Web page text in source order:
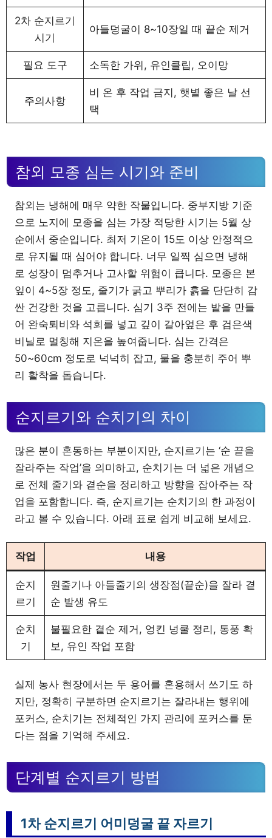
2차 순지르기
시기
아들덩굴이 8~10장일 때 끝순 제거
필요 도구 소독한 가위, 유인클립, 오이망
주의사항
비 온 후 작업 금지, 햇볕 좋은 날 선
택
참외 모종 심는 시기와 준비
참외는 냉해에 매우 약한 작물입니다. 중부지방 기준
으로 노지에 모종을 심는 가장 적당한 시기는 5월 상
순에서 중순입니다. 최저 기온이 15도 이상 안정적으
로 유지될 때 심어야 합니다. 너무 일찍 심으면 냉해
로 성장이 멈추거나 고사할 위험이 큽니다. 모종은 본
잎이 4~5장 정도, 줄기가 굵고 뿌리가 흙을 단단히 감
싼 건강한 것을 고릅니다. 심기 3주 전에는 밭을 만들
어 완숙퇴비와 석회를 넣고 깊이 갈아엎은 후 검은색
비닐로 멀칭해 지온을 높여줍니다. 심는 간격은
50~60cm 정도로 넉넉히 잡고, 물을 충분히 주어 뿌
리 활착을 돕습니다.
순지르기와 순치기의 차이
많은 분이 혼동하는 부분이지만, 순지르기는 ‘순 끝을
잘라주는 작업’을 의미하고, 순치기는 더 넓은 개념으
로 전체 줄기와 곁순을 정리하고 방향을 잡아주는 작
업을 포함합니다. 즉, 순지르기는 순치기의 한 과정이
라고 볼 수 있습니다. 아래 표로 쉽게 비교해 보세요.
작업 내용
순지
르기
원줄기나 아들줄기의 생장점(끝순)을 잘라 곁
순 발생 유도
순치
기
불필요한 곁순 제거, 엉킨 넝쿨 정리, 통풍 확
보, 유인 작업 포함
실제 농사 현장에서는 두 용어를 혼용해서 쓰기도 하
지만, 정확히 구분하면 순지르기는 잘라내는 행위에
포커스, 순치기는 전체적인 가지 관리에 포커스를 둔
다는 점을 기억해 주세요.
단계별 순지르기 방법
1차 순지르기 어미덩굴 끝 자르기